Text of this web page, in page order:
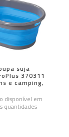
suja
370311
e camping,
disponível em
quantidades